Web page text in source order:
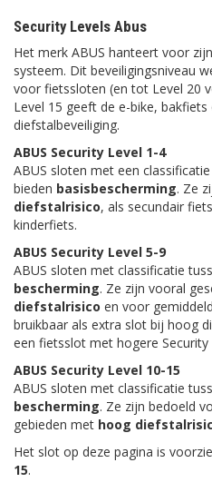
Security Levels Abus
Het merk ABUS hanteert voor
systeem. Dit beveiligingsniveau
voor fietssloten (en tot Level 20
Level 15 geeft de e-bike,
diefstalbeveiliging.
ABUS Security Level 1-4
ABUS sloten met een
bieden basisbescherming. Ze
diefstalrisico, als secundair
kinderfiets.
ABUS Security Level 5-9
ABUS sloten met classificatie
bescherming. Ze zijn vooral
diefstalrisico en voor
bruikbaar als extra slot bij hoog
een fietsslot met hogere Security
ABUS Security Level 10-15
ABUS sloten met classificatie
bescherming. Ze zijn bedoeld
gebieden met hoog
Het slot op deze pagina is
15.